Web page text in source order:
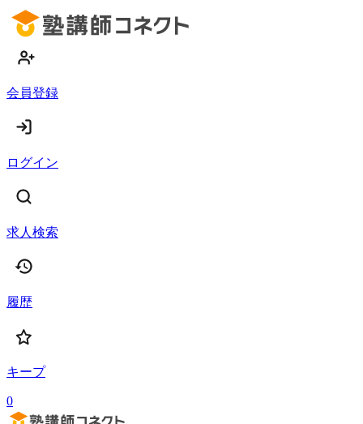
会員登録
ログイン
求人検索
履歴
キープ
0